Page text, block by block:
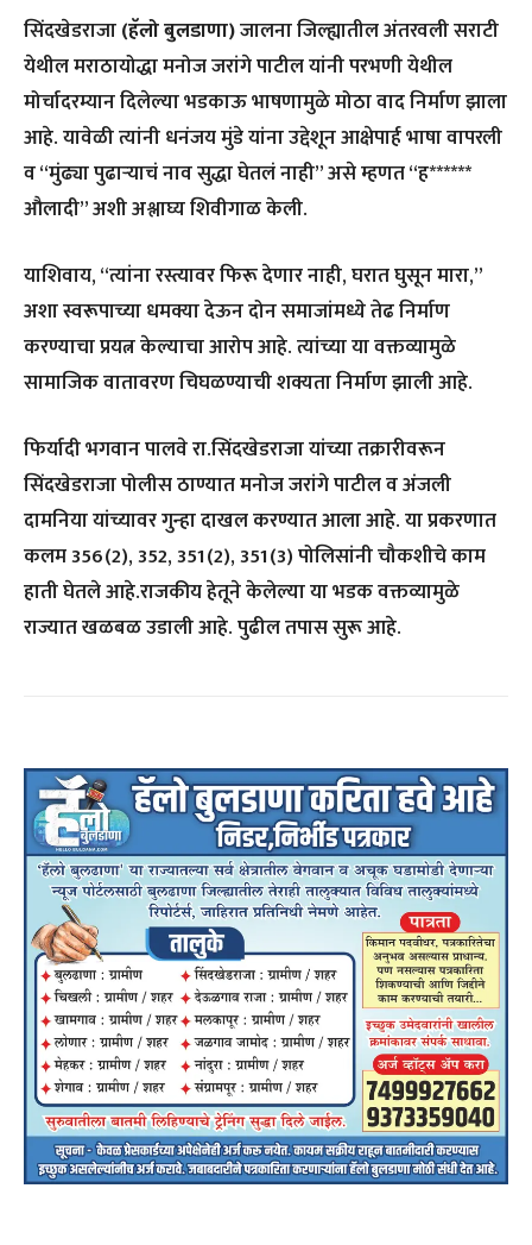
सिंदखेडराजा(हॅलो बुलडाणा)जालना जिल्ह्यातील अंतरवली सराटी
येथील मराठायोद्धा मनोज जरांगे पाटील यांनी परभणी येथील
मोर्चादरम्यान दिलेल्या भडकाऊ भाषणामुळे मोठा वाद निर्माण झाला
आहे. यावेळी त्यांनी धनंजय मुंडे यांना उद्देशून आक्षेपार्ह भाषा वापरली
व “मुंढ्या पुढाऱ्याचं नाव सुद्धा घेतलं नाही” असे म्हणत “ह******
औलादी” अशी अश्लाघ्य शिवीगाळ केली.
याशिवाय, “त्यांना रस्त्यावर फिरू देणार नाही, घरात घुसून मारा,”
अशा स्वरूपाच्या धमक्या देऊन दोन समाजांमध्ये तेढ निर्माण
करण्याचा प्रयत्न केल्याचा आरोप आहे. त्यांच्या या वक्तव्यामुळे
सामाजिक वातावरण चिघळण्याची शक्यता निर्माण झाली आहे.
फिर्यादी भगवान पालवे रा.सिंदखेडराजा यांच्या तक्रारीवरून
सिंदखेडराजा पोलीस ठाण्यात मनोज जरांगे पाटील व अंजली
दामनिया यांच्यावर गुन्हा दाखल करण्यात आला आहे. या प्रकरणात
कलम 356(2), 352, 351(2), 351(3) पोलिसांनी चौकशीचे काम
हाती घेतले आहे.राजकीय हेतूने केलेल्या या भडक वक्तव्यामुळे
राज्यात खळबळ उडाली आहे. पुढील तपास सुरू आहे.